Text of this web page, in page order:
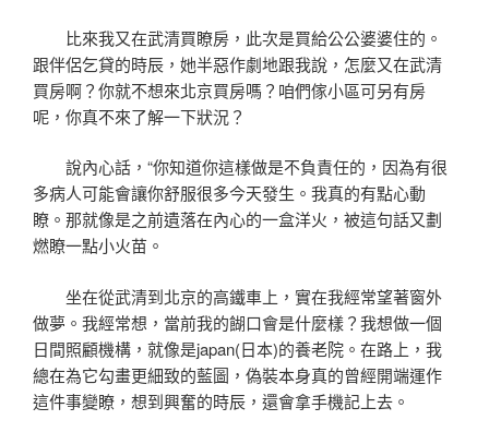
比來我又在武清買瞭房，此次是買給公公婆婆住的。
跟伴侶乞貸的時辰，她半惡作劇地跟我說，怎麼又在武清
買房啊？你就不想來北京買房嗎？咱們傢小區可另有房
呢，你真不來了解一下狀況？
說內心話，“你知道你這樣做是不負責任的，因為有很
多病人可能會讓你舒服很多今天發生。我真的有點心動
瞭。那就像是之前遺落在內心的一盒洋火，被這句話又劃
燃瞭一點小火苗。
坐在從武清到北京的高鐵車上，實在我經常望著窗外
做夢。我經常想，當前我的餬口會是什麼樣？我想做一個
日間照顧機構，就像是japan(日本)的養老院。在路上，我
總在為它勾畫更細致的藍圖，偽裝本身真的曾經開端運作
這件事變瞭，想到興奮的時辰，還會拿手機記上去。